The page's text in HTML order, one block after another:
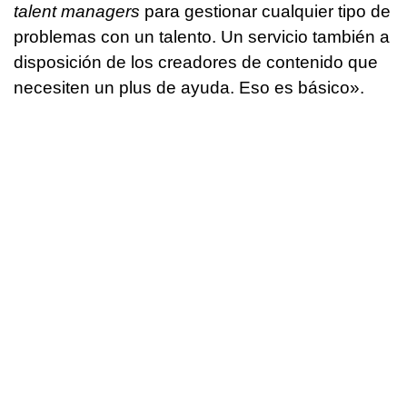
talent managers para gestionar cualquier tipo de
problemas con un talento. Un servicio también a
disposición de los creadores de contenido que
necesiten un plus de ayuda. Eso es básico».